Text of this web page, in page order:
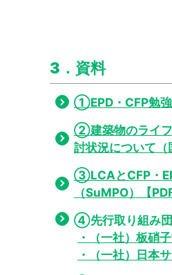
3．資料
①EPD・CFP勉強
②建築物のライフ
討状況について（
③LCAとCFP・
（SuMPO）【
④先行取り組み
・（一社）板硝
・（一社）日本